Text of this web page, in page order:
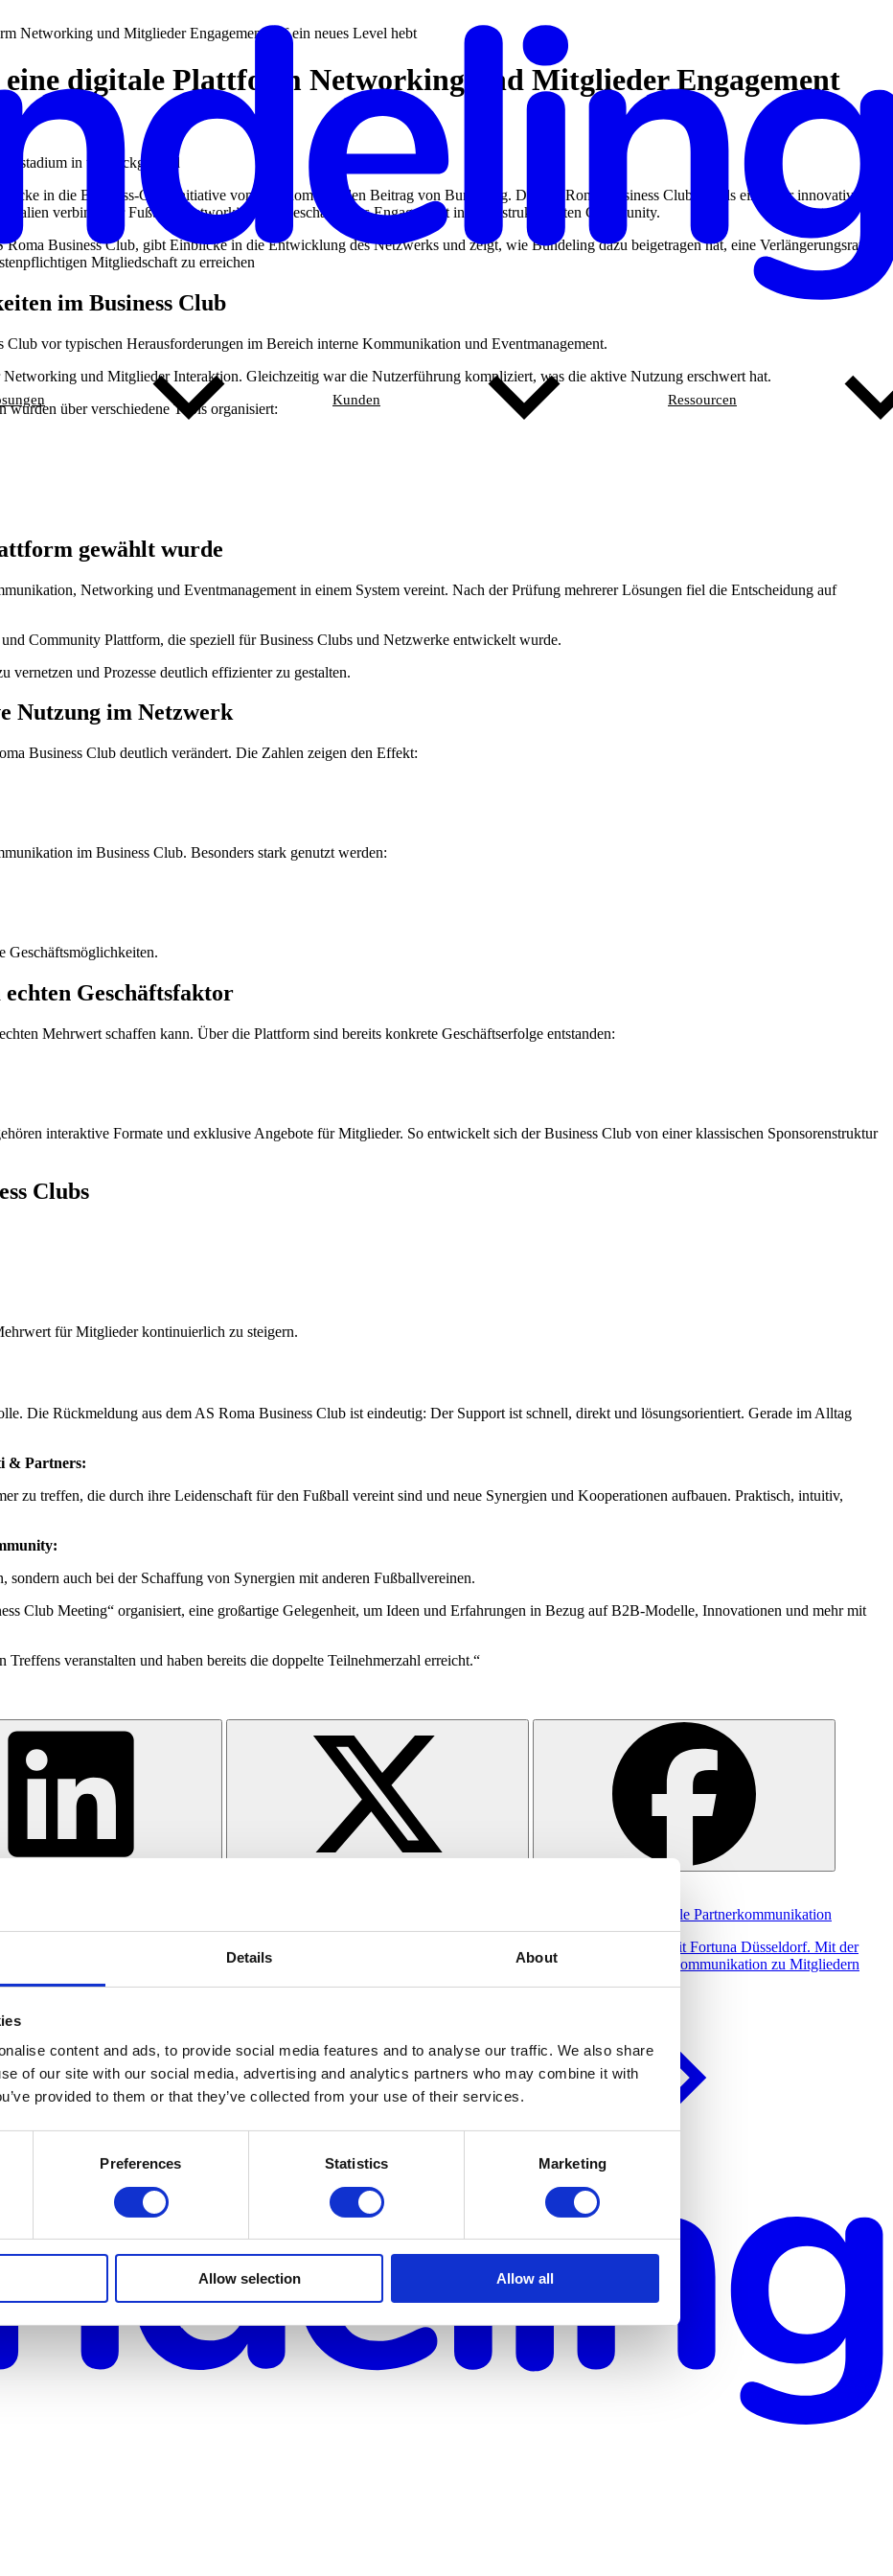
Details About
content and ads, to provide social media features and to analyse our traffic. We also share
of our site with our social media, advertising and analytics partners who may combine it with
provided to them or that they’ve collected from your use of their services.
Preferences Statistics Marketing
Allow selection Allow all
Kunden Ressourcen
Networking und Mitglieder Engagement auf ein neues Level hebt
eine digitale Plattform Networking und Mitglieder Engagement
in die Business-Club-Initiative vom AS Rom und den Beitrag von Bundeling. Der AS Roma Business Club gilt als eines der innovativsten
verbindet er Fußball, Networking und geschäftliches Engagement in einer strukturierten Community.
Business Club, gibt Einblicke in die Entwicklung des Netzwerks und zeigt, wie Bundeling dazu beigetragen hat, eine Verlängerungsrate
Mitgliedschaft zu erreichen
im Business Club
vor typischen Herausforderungen im Bereich interne Kommunikation und Eventmanagement.
und Mitglieder Interaktion. Gleichzeitig war die Nutzerführung kompliziert, was die aktive Nutzung erschwert hat.
wurden über verschiedene Tools organisiert:
gewählt wurde
Networking und Eventmanagement in einem System vereint. Nach der Prüfung mehrerer Lösungen fiel die Entscheidung auf
Community Plattform, die speziell für Business Clubs und Netzwerke entwickelt wurde.
und Prozesse deutlich effizienter zu gestalten.
Nutzung im Netzwerk
Business Club deutlich verändert. Die Zahlen zeigen den Effekt:
im Business Club. Besonders stark genutzt werden:
Geschäftsmöglichkeiten.
Geschäftsfaktor
Mehrwert schaffen kann. Über die Plattform sind bereits konkrete Geschäftserfolge entstanden:
interaktive Formate und exklusive Angebote für Mitglieder. So entwickelt sich der Business Club von einer klassischen Sponsorenstruktur
Clubs
für Mitglieder kontinuierlich zu steigern.
Die Rückmeldung aus dem AS Roma Business Club ist eindeutig: Der Support ist schnell, direkt und lösungsorientiert. Gerade im Alltag
& Partners:
zu treffen, die durch ihre Leidenschaft für den Fußball vereint sind und neue Synergien und Kooperationen aufbauen. Praktisch, intuitiv,
auch bei der Schaffung von Synergien mit anderen Fußballvereinen.
Club Meeting“ organisiert, eine großartige Gelegenheit, um Ideen und Erfahrungen in Bezug auf B2B-Modelle, Innovationen und mehr mit
veranstalten und haben bereits die doppelte Teilnehmerzahl erreicht.“
Erfahrungen mit der Bundeling-App.
Mehr lesen
Fortuna Düsseldorf setzt auf digitale Partnerkommunikation
Bundeling beginnt Kooperation mit Fortuna Düsseldorf. Mit der
aktuellen Corona Krise wird die Kommunikation zu Mitgliedern